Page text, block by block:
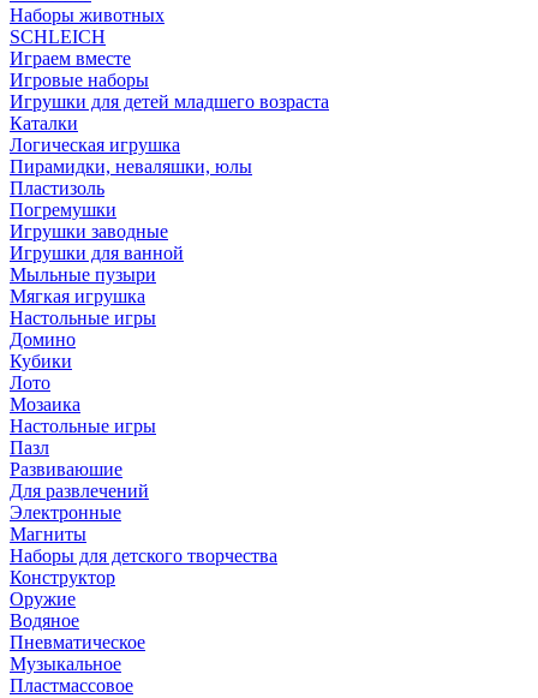
Наборы животных
SCHLEICH
Играем вместе
Игровые наборы
Игрушки для детей младшего возраста
Каталки
Логическая игрушка
Пирамидки, неваляшки, юлы
Пластизоль
Погремушки
Игрушки заводные
Игрушки для ванной
Мыльные пузыри
Мягкая игрушка
Настольные игры
Домино
Кубики
Лото
Мозаика
Настольные игры
Пазл
Развиваюшие
Для развлечений
Электронные
Магниты
Наборы для детского творчества
Конструктор
Оружие
Водяное
Пневматическое
Музыкальное
Пластмассовое